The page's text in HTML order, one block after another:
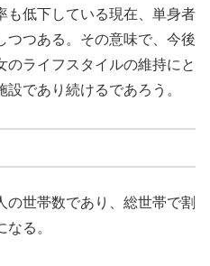
も低下している現在、単身者
つつある。その意味で、今後
のライフスタイルの維持にと
であり続けるであろう。
世帯数であり、総世帯で割
る。